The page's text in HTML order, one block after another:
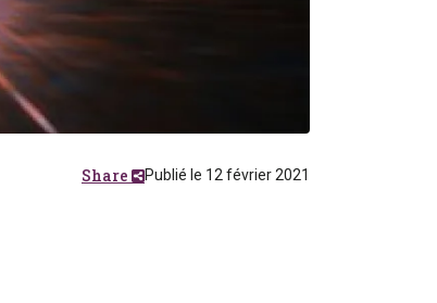
Publié le 12 février 2021
Share